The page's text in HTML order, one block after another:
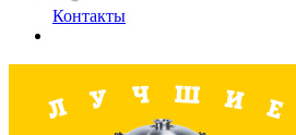
Контакты